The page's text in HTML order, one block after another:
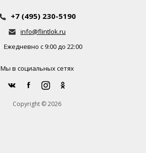
+7 (495) 230-5190
info@flintlok.ru
Ежедневно с 9:00 до 22:00
Мы в социальных сетях
Copyright © 2026